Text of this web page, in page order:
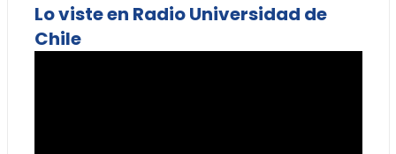
Lo viste en Radio Universidad de
Chile